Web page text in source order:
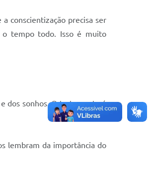
conscientização precisa ser
o tempo todo. Isso é muito
dos sonhos. O tratamento é
lembram da importância do